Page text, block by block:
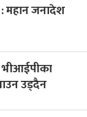
महान जनादेश
भीआईपीका
उड्दैन